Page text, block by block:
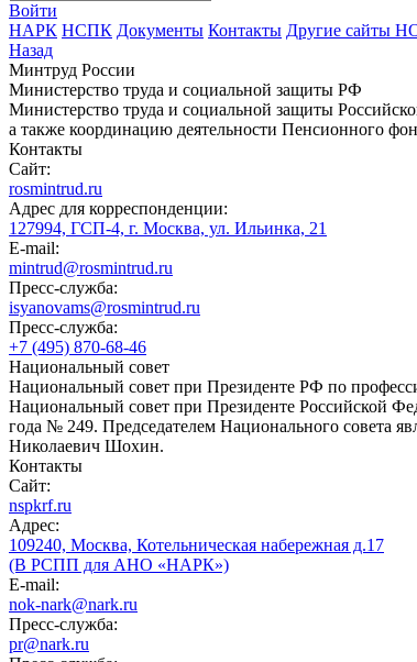
Войти
НАРК НСПК Документы Контакты Другие сайты
Назад
Минтруд России
Министерство труда и социальной защиты РФ
Министерство труда и социальной защиты
а также координацию деятельности Пенсионного
Контакты
Сайт:
rosmintrud.ru
Адрес для корреспонденции:
127994, ГСП-4, г. Москва, ул. Ильинка, 21
E-mail:
mintrud@rosmintrud.ru
Пресс-служба:
isyanovams@rosmintrud.ru
Пресс-служба:
+7 (495) 870-68-46
Национальный совет
Национальный совет при Президенте РФ по
Национальный совет при Президенте Российской
года № 249. Председателем Национального совета
Николаевич Шохин.
Контакты
Сайт:
nspkrf.ru
Адрес:
109240, Москва, Котельническая набережная д.17
(В РСПП для АНО «НАРК»)
E-mail:
nok-nark@nark.ru
Пресс-служба:
pr@nark.ru